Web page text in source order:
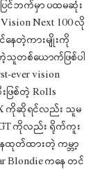
ြင်ဘက်မှာ ပထမဆုံး
Next 100 လို
င်နေတဲ့ကားမျိုးကို
သူတစ်ယောက်ဖြစ်ပါ
ever vision
ဖြစ်တဲ့ Rolls
ကိုဆိုရင်လည်း သူမ
ကိုလည်း ရိုက်ကူး
ထုတ်ထားတဲ့ ကမ္ဘာ့
Blondie ကနေ တင်